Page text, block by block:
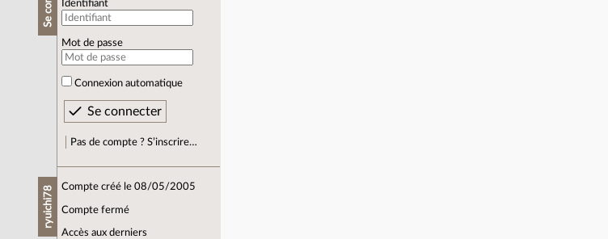
Identifiant
Mot de passe
Connexion automatique
Pas de compte ? S’inscrire…
ryuichi78 Compte créé le 08/05/2005
Compte fermé
Accès aux derniers